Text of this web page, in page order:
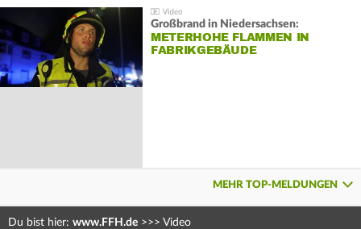
Großbrand in Niedersachsen:
METERHOHE FLAMMEN IN
FABRIKGEBÄUDE
MEHR TOP-MELDUNGEN
Du bist hier: www.FFH.de >>> Video